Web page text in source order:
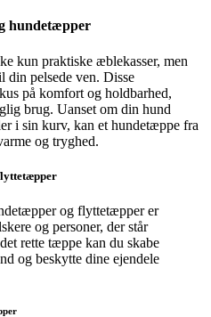
hundetæpper
kun praktiske æblekasser, men
din pelsede ven. Disse
på komfort og holdbarhed,
brug. Uanset om din hund
i sin kurv, kan et hundetæppe fra
og tryghed.
og flyttetæpper er
og personer, der står
rette tæppe kan du skabe
og beskytte dine ejendele